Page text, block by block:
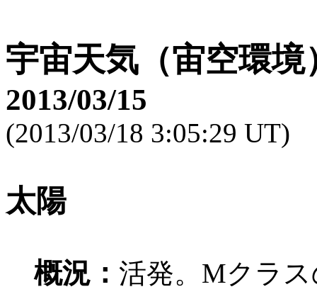
宇宙天気（宙空環境
2013/03/15
(2013/03/18 3:05:29 UT)
太陽
概況： 活発。Mクラ